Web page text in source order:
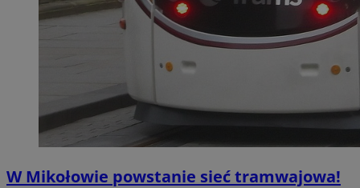
W Mikołowie powstanie sieć tramwajowa!